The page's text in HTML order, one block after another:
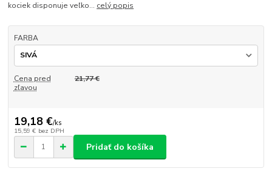
kociek disponuje veľko... celý popis
FARBA
Cena pred
zľavou
21,77 €
19,18 €/ks
15,59 € bez DPH
Pridať do košíka